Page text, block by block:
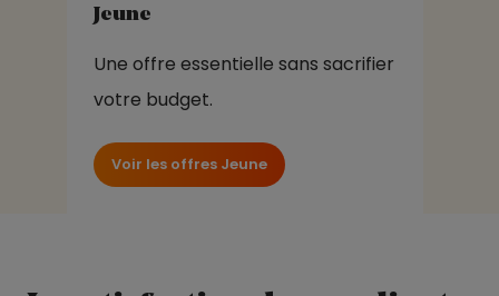
Jeune
Une offre essentielle sans sacrifier
votre budget.
Voir les offres Jeune